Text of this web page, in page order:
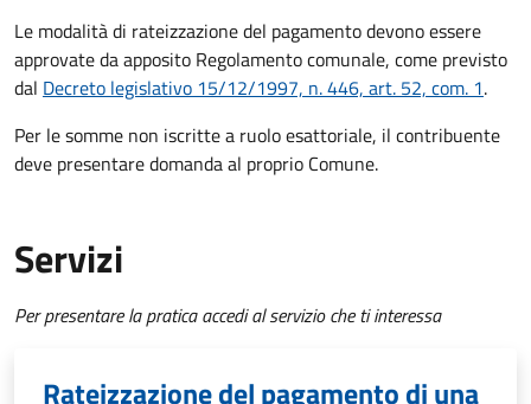
Le modalità di rateizzazione del pagamento devono essere
approvate da apposito Regolamento comunale, come previsto
dal Decreto legislativo 15/12/1997, n. 446, art. 52, com. 1.
Per le somme non iscritte a ruolo esattoriale, il contribuente
deve presentare domanda al proprio Comune.
Servizi
Per presentare la pratica accedi al servizio che ti interessa
Rateizzazione del pagamento di una